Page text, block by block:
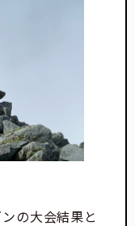
の大会結果と